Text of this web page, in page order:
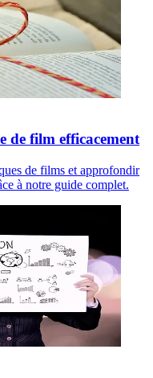
de film efficacement
de films et approfondir
à notre guide complet.